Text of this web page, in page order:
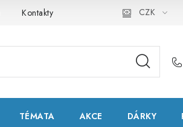
Kontakty Natural Health Store
CZK
TÉMATA AKCE DÁRKY